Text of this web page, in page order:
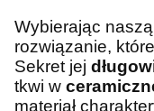
Wybierając
rozwiązanie, które
Sekret jej
tkwi w
materiał